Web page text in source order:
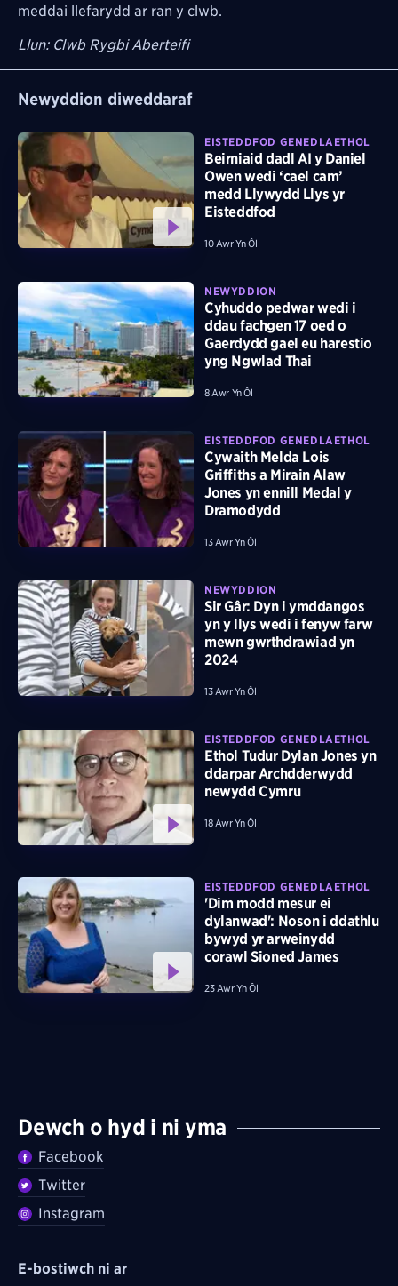
meddai llefarydd ar ran y clwb.
Llun: Clwb Rygbi Aberteifi
Newyddion diweddaraf
EISTEDDFOD GENEDLAETHOL
Beirniaid dadl AI y Daniel
Owen wedi ‘cael cam’
medd Llywydd Llys yr
Eisteddfod
10 Awr Yn Ôl
NEWYDDION
Cyhuddo pedwar wedi i
ddau fachgen 17 oed o
Gaerdydd gael eu harestio
yng Ngwlad Thai
8 Awr Yn Ôl
EISTEDDFOD GENEDLAETHOL
Cywaith Melda Lois
Griffiths a Mirain Alaw
Jones yn ennill Medal y
Dramodydd
13 Awr Yn Ôl
NEWYDDION
Sir Gâr: Dyn i ymddangos
yn y llys wedi i fenyw farw
mewn gwrthdrawiad yn
2024
13 Awr Yn Ôl
EISTEDDFOD GENEDLAETHOL
Ethol Tudur Dylan Jones yn
ddarpar Archdderwydd
newydd Cymru
18 Awr Yn Ôl
EISTEDDFOD GENEDLAETHOL
'Dim modd mesur ei
dylanwad': Noson i ddathlu
bywyd yr arweinydd
corawl Sioned James
23 Awr Yn Ôl
Dewch o hyd i ni yma
Facebook
Twitter
Instagram
E-bostiwch ni ar